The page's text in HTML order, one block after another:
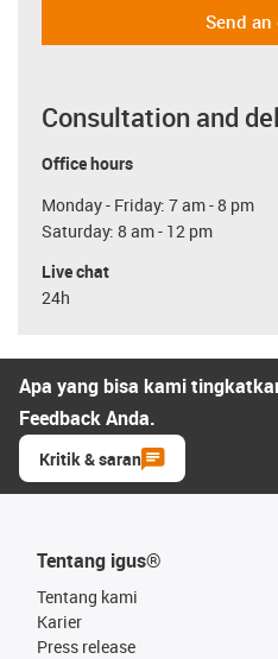
Send an
Consultation and
Office hours
Monday - Friday: 7 am - 8 pm
Saturday: 8 am - 12 pm
Live chat
24h
Apa yang bisa kami
Feedback Anda.
Kritik & saran
Tentang igus®
Tentang kami
Karier
Press release